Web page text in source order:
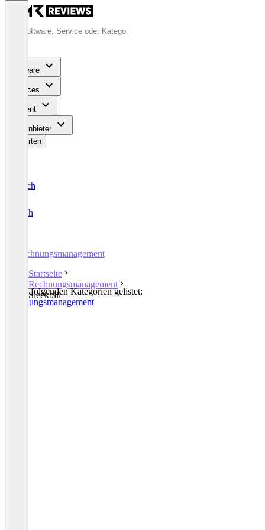
Software
Services
Content
Für Anbieter
Bewerten
Deutsch
English
Rechnungsmanagement
Startseite
Rechnungsmanagement
Sleekbill
In den folgenden Kategorien gelistet:
Rechnungsmanagement